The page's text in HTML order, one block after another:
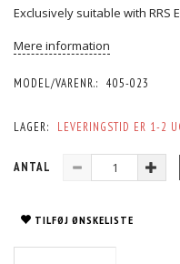
Exclusively suitable with RRS
Mere information
MODEL/VARENR.: 405-023
LAGER: LEVERINGSTID ER 1-2
ANTAL
TILFØJ ØNSKELISTE